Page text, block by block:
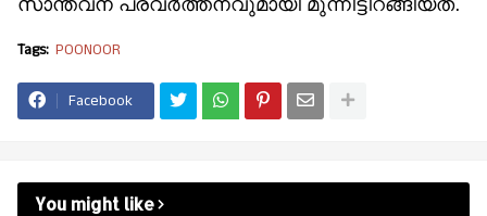
Tags: POONOOR
Facebook
You might like